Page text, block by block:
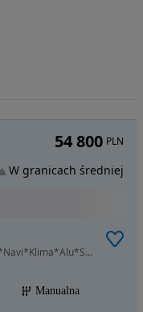
1199 cm3 • 130 KM • Sprowadzony w 2024r.*Navi*Klima*Alu*Serwis*1-wł.*7-osob.*Bardzo Ładny*
Manualna
54 800 PLN
W granicach średniej